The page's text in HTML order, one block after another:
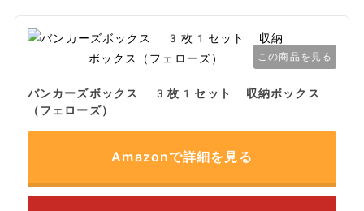
この商品を見る
バンカーズボックス 3枚1セット 収納ボックス
（フェローズ）
Amazonで詳細を見る